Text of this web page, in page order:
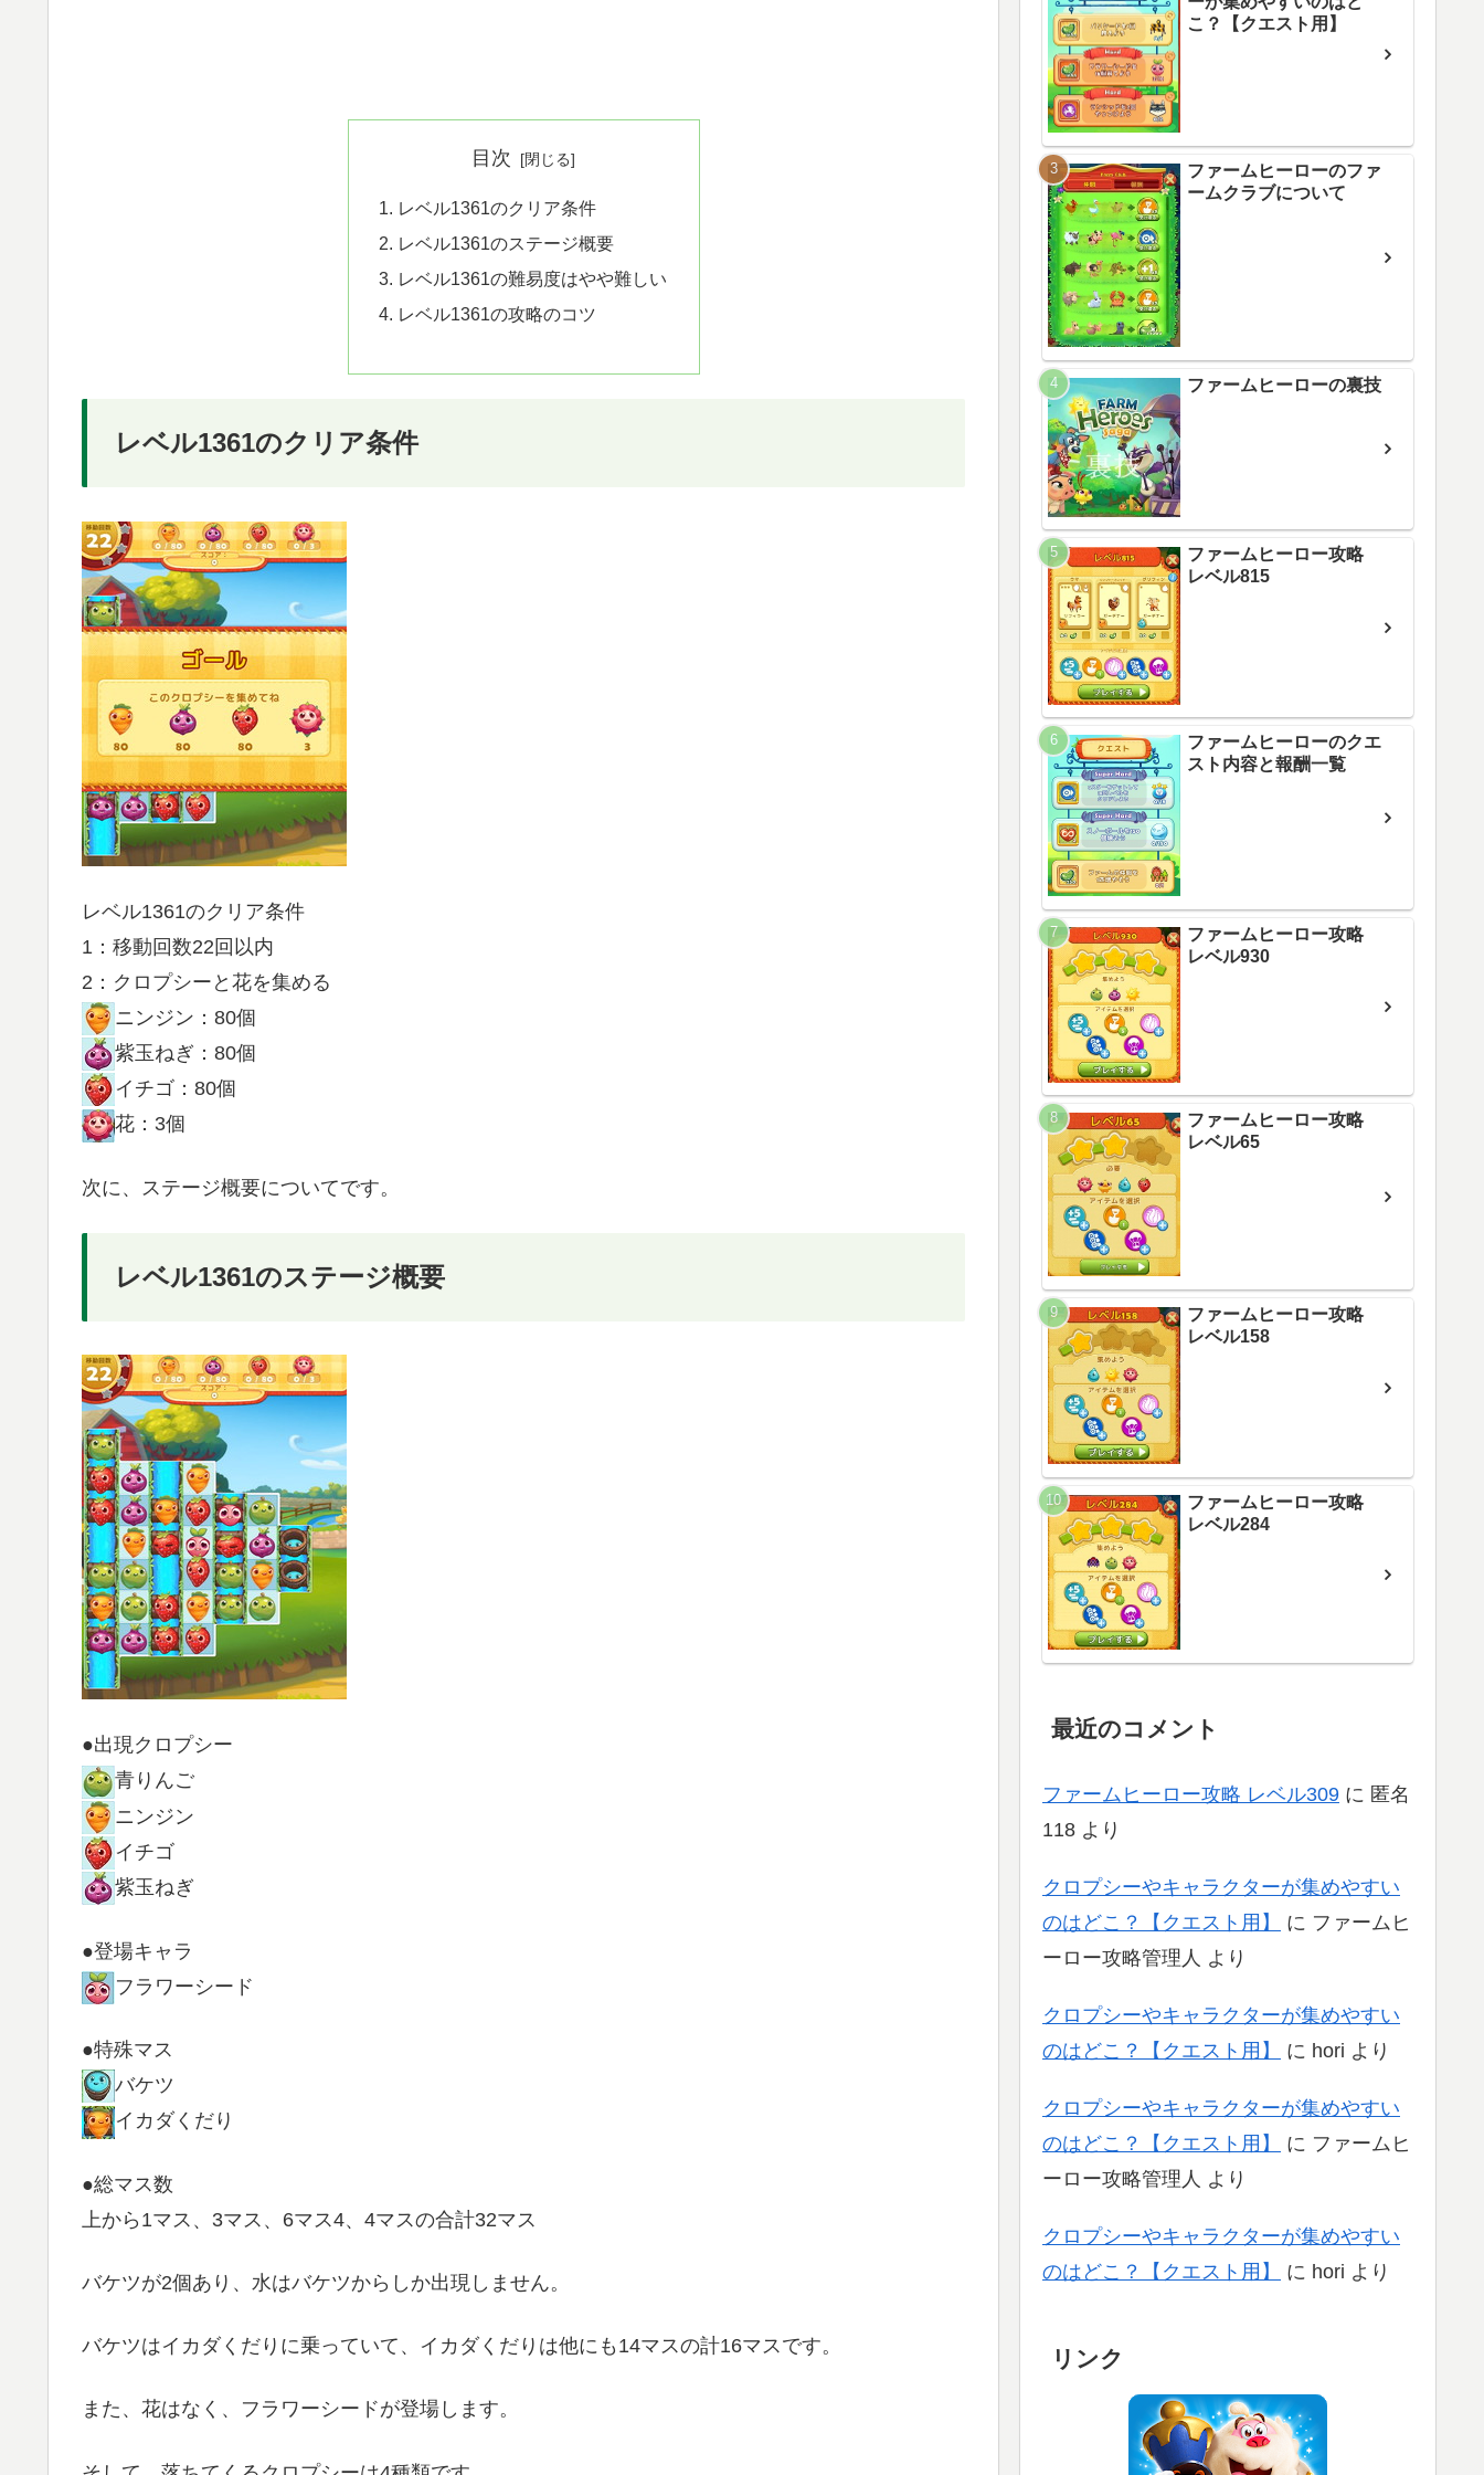
目次
レベル1361のクリア条件
レベル1361のステージ概要
レベル1361の難易度はやや難しい
レベル1361の攻略のコツ
レベル1361のクリア条件
レベル1361のクリア条件
1：移動回数22回以内
2：クロプシーと花を集める
ニンジン：80個
紫玉ねぎ：80個
イチゴ：80個
花：3個
次に、ステージ概要についてです。
レベル1361のステージ概要
●出現クロプシー
青りんご
ニンジン
イチゴ
紫玉ねぎ
●登場キャラ
フラワーシード
●特殊マス
バケツ
イカダくだり
●総マス数
上から1マス、3マス、6マス4、4マスの合計32マス
バケツが2個あり、水はバケツからしか出現しません。
バケツはイカダくだりに乗っていて、イカダくだりは他にも14マスの計16マスです。
また、花はなく、フラワーシードが登場します。
こ？【クエスト用】
ファームヒーローのファ
ームクラブについて
ファームヒーローの裏技
ファームヒーロー攻略
レベル815
ファームヒーローのクエ
スト内容と報酬一覧
ファームヒーロー攻略
レベル930
ファームヒーロー攻略
レベル65
ファームヒーロー攻略
レベル158
ファームヒーロー攻略
レベル284
最近のコメント
ファームヒーロー攻略 レベル309 に 匿名
118 より
クロプシーやキャラクターが集めやすい
のはどこ？【クエスト用】
に ファームヒ
ーロー攻略管理人 より
クロプシーやキャラクターが集めやすい
のはどこ？【クエスト用】
に hori より
クロプシーやキャラクターが集めやすい
のはどこ？【クエスト用】
に ファームヒ
ーロー攻略管理人 より
クロプシーやキャラクターが集めやすい
のはどこ？【クエスト用】
に hori より
リンク